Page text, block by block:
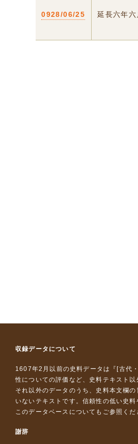
0928/06/25 延長六年六
収録データについて
1607年2月以前の史料データは『 [古代
性についての評価など、史料テキスト
それ以外のデータのうち、史料本文欄
いないテキストです。信頼性の低い史
このデータベースについて もご参照くだ
謝辞